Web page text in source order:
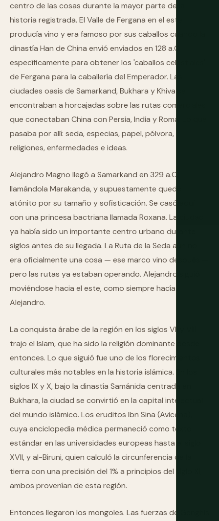
centro de las cosas durante la mayor parte de la
historia registrada. El Valle de Fergana en el este
producía vino y era famoso por sus caballos cuando la
dinastía Han de China envió enviados en 128 a.C.
específicamente para obtener los 'caballos celestiales'
de Fergana para la caballería del Emperador. Las
ciudades oasis de Samarkand, Bukhara y Khiva se
encontraban a horcajadas sobre las rutas comerciales
que conectaban China con Persia, India y Roma. Lo que
pasaba por allí: seda, especias, papel, pólvora,
religiones, enfermedades e ideas.
Alejandro Magno llegó a Samarkand en 329 a.C.,
llamándola Marakanda, y supuestamente quedó
atónito por su tamaño y sofisticación. Se casó aquí
con una princesa bactriana llamada Roxana. La ciudad
ya había sido un importante centro urbano durante
siglos antes de su llegada. La Ruta de la Seda aún no
era oficialmente una cosa — ese marco vino después —
pero las rutas ya estaban operando. Alejandro siguió
moviéndose hacia el este, como siempre hacía
Alejandro.
La conquista árabe de la región en los siglos VII y VIII
trajo el Islam, que ha sido la religión dominante desde
entonces. Lo que siguió fue uno de los florecimientos
culturales más notables en la historia islámica. En los
siglos IX y X, bajo la dinastía Samánida centrada en
Bukhara, la ciudad se convirtió en la capital intelectual
del mundo islámico. Los eruditos Ibn Sina (Avicena),
cuya enciclopedia médica permaneció como texto
estándar en las universidades europeas hasta el siglo
XVII, y al-Biruni, quien calculó la circunferencia de la
tierra con una precisión del 1% a principios del siglo XI,
ambos provenían de esta región.
Entonces llegaron los mongoles. Las fuerzas de Genghis